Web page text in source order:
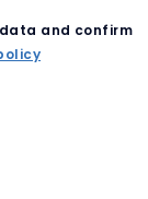
and confirm